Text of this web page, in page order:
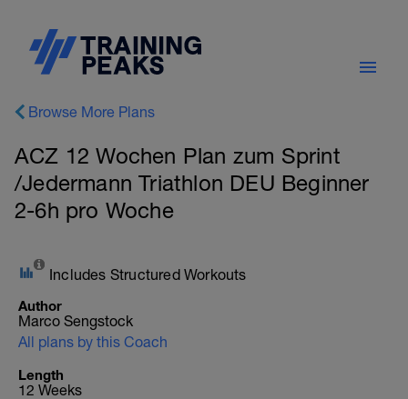
Browse More Plans
ACZ 12 Wochen Plan zum Sprint
/Jedermann Triathlon DEU Beginner
2-6h pro Woche
Includes Structured Workouts
Author
Marco Sengstock
All plans by this Coach
Length
12 Weeks